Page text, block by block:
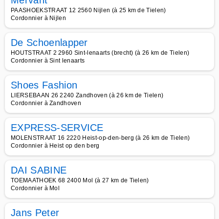
PAASHOEKSTRAAT 12 2560 Nijlen (à 25 km de Tielen)
Cordonnier à Nijlen
De Schoenlapper
HOUTSTRAAT 2 2960 Sint-lenaarts (brecht) (à 26 km de Tielen)
Cordonnier à Sint lenaarts
Shoes Fashion
LIERSEBAAN 26 2240 Zandhoven (à 26 km de Tielen)
Cordonnier à Zandhoven
EXPRESS-SERVICE
MOLENSTRAAT 16 2220 Heist-op-den-berg (à 26 km de Tielen)
Cordonnier à Heist op den berg
DAI SABINE
TOEMAATHOEK 68 2400 Mol (à 27 km de Tielen)
Cordonnier à Mol
Jans Peter